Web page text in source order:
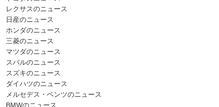
レクサスのニュース
日産のニュース
ホンダのニュース
三菱のニュース
マツダのニュース
スバルのニュース
スズキのニュース
ダイハツのニュース
メルセデス・ベンツのニュース
BMWのニュース